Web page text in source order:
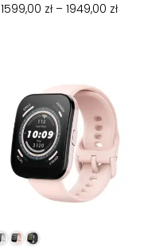
1599,00 zł – 1949,00 zł